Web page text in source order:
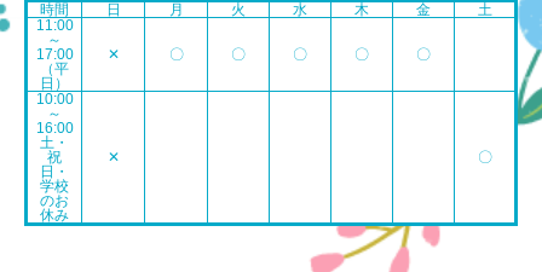
時間 日 月 火 水 木 金
土
11:00
～
17:00
（平
日）
✕ 〇 〇 〇 〇 〇
10:00
～
16:00
土・
祝
日・
学校
のお
休み
✕ 〇